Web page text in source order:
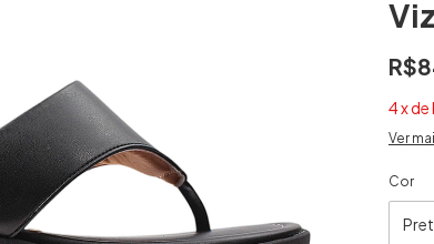
4xde
Ver
Cor